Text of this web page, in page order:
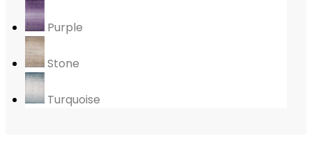
Purple
Stone
Turquoise